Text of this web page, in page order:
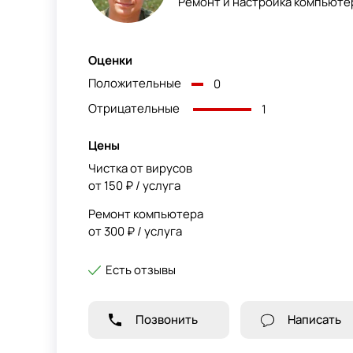
Оценки
Положительные
0
Отрицательные
1
Цены
Чистка от вирусов
от 150 ₽ / услуга
Ремонт компьютера
от 300 ₽ / услуга
Есть отзывы
Позвонить Написать